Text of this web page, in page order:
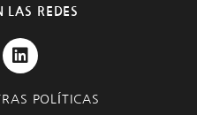
d
t
m
LAS REDES
L
i
k POLÍTICAS